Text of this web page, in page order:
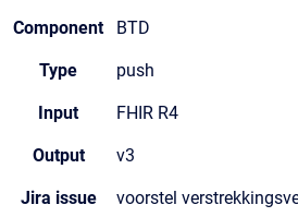
Component BTD
Type push
Input FHIR R4
Output v3
Jira issue voorstel